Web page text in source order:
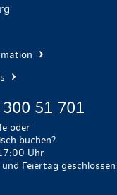
51 701
oder
buchen?
Uhr
Feiertag geschlossen